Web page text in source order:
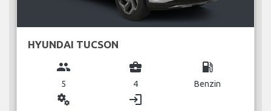
HYUNDAI TUCSON
group
5
business_center
4
local_gas_station
Benzin
miscellaneous_services login